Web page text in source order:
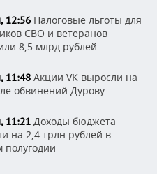
12:56 Налоговые льготы для
СВО и ветеранов
8,5 млрд рублей
11:48 Акции VK выросли на
обвинений Дурову
11:21 Доходы бюджета
на 2,4 трлн рублей в
полугодии